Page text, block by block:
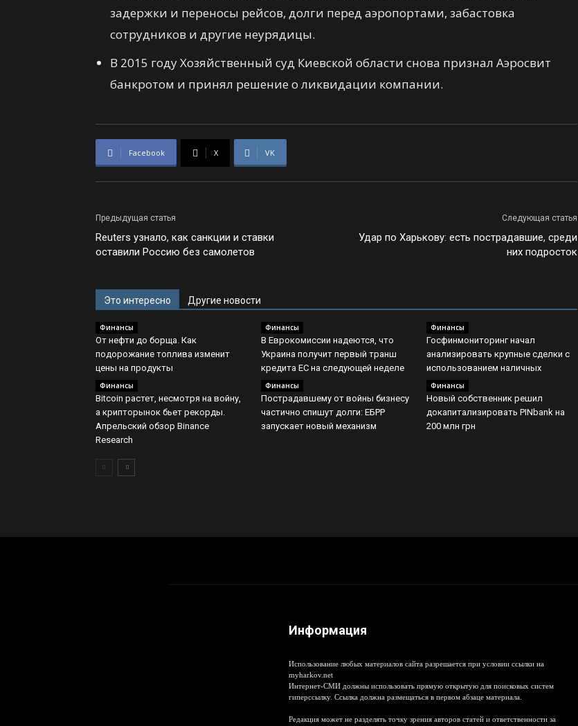
задержки и переносы рейсов, долги перед аэропортами, забастовка
сотрудников и другие неурядицы.
В 2015 году Хозяйственный суд Киевской области снова признал Аэросвит
банкротом и принял решение о ликвидации компании.
Facebook X VK
Предыдущая статья
Reuters узнало, как санкции и ставки
оставили Россию без самолетов
Следующая статья
Удар по Харькову: есть пострадавшие, среди
них подросток
Это интересно Другие новости
Финансы
От нефти до борща. Как
подорожание топлива изменит
цены на продукты
Финансы
В Еврокомиссии надеются, что
Украина получит первый транш
кредита ЕС на следующей неделе
Финансы
Госфинмониторинг начал
анализировать крупные сделки с
использованием наличных
Финансы
Bitcoin растет, несмотря на войну,
а крипторынок бьет рекорды.
Апрельский обзор Binance
Research
Финансы
Пострадавшему от войны бизнесу
частично спишут долги: ЕБРР
запускает новый механизм
Финансы
Новый собственник решил
докапитализировать PINbank на
200 млн грн
Информация
Использование любых материалов сайта разрешается при условии ссылки на
myharkov.net
Интернет-СМИ должны использовать прямую открытую для поисковых систем
гиперссылку. Ссылка должна размещаться в первом абзаце материала.
Редакция может не разделять точку зрения авторов статей и ответственности за